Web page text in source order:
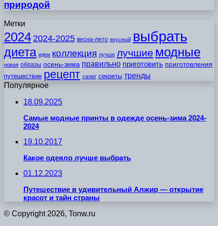
природой
Метки
2024 2024-2025 весна-лето вкусный выбрать
диета идеи коллекция лучше лучшие модные
новая образы осень-зима правильно приготовить приготовления
путешествие рецепт салат секреты тренды
Популярное
18.09.2025
Самые модные принты в одежде осень-зима 2024-
2024
19.10.2017
Какое одеяло лучше выбрать
01.12.2023
Путешествие в удивительный Алжир — открытие
красот и тайн страны
© Copyright 2026, Tonw.ru